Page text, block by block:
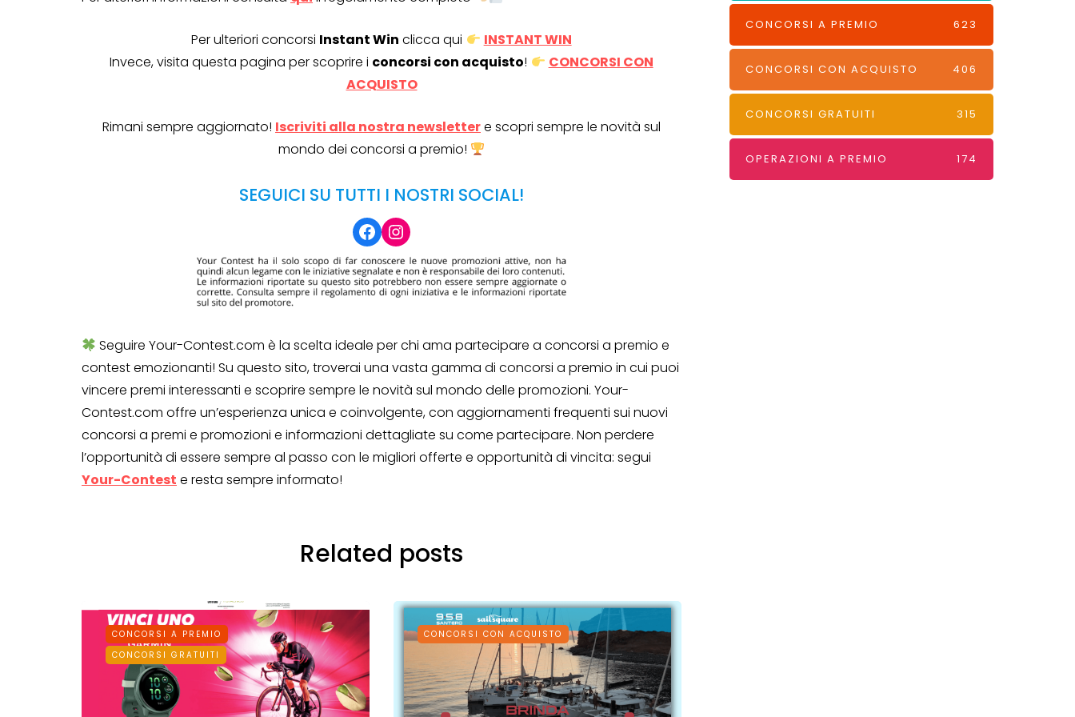
Per ulteriori concorsi Instant Win clicca qui
INSTANT WIN
Invece, visita questa pagina per scoprire i concorsi con acquisto!
CONCORSI CON
ACQUISTO
Rimani sempre aggiornato! Iscriviti alla nostra newslettere scopri sempre le novità sul
mondo dei concorsi a premio!
SEGUICI SU TUTTI I NOSTRI SOCIAL!
Facebook
Instagram
Seguire Your-Contest.com è la scelta ideale per chi ama partecipare a concorsi a premio e
contest emozionanti! Su questo sito, troverai una vasta gamma di concorsi a premio in cui puoi
vincere premi interessanti e scoprire sempre le novità sul mondo delle promozioni. Your-
Contest.com offre un’esperienza unica e coinvolgente, con aggiornamenti frequenti sui nuovi
concorsi a premi e promozioni e informazioni dettagliate su come partecipare. Non perdere
l’opportunità di essere sempre al passo con le migliori offerte e opportunità di vincita: segui
Your-Contest e resta sempre informato!
Related posts
CONCORSI A PREMIO
CONCORSI GRATUITI
CONCORSI CON ACQUISTO
CONCORSI A PREMIO 623
CONCORSI CON ACQUISTO 406
CONCORSI GRATUITI 315
OPERAZIONI A PREMIO 174